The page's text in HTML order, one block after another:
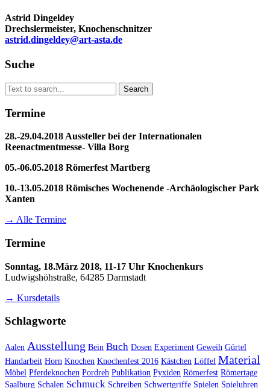
Astrid Dingeldey
Drechslermeister, Knochenschnitzer
astrid.dingeldey@art-asta.de
Suche
Search
for:
Search
Termine
28.-29.04.2018 Aussteller bei der Internationalen
Reenactmentmesse- Villa Borg
05.-06.05.2018 Römerfest Martberg
10.-13.05.2018 Römisches Wochenende -Archäologischer Park
Xanten
→ Alle Termine
Termine
Sonntag, 18.März 2018, 11-17 Uhr Knochenkurs
Ludwigshöhstraße, 64285 Darmstadt
→ Kursdetails
Schlagworte
Aalen Ausstellung Bein Buch Dosen Experiment Geweih Gürtel
Handarbeit Horn Knochen Knochenfest 2016 Kästchen Löffel Material
Möbel Pferdeknochen Pordreh Publikation Pyxiden Römerfest Römertage
Saalburg Schalen Schmuck Schreiben Schwertgriffe Spielen Spieluhren